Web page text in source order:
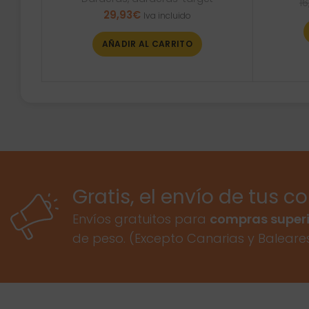
29,93€ Iva incluido
AÑADIR AL CARRITO
Gratis, el envío de tus
Envíos gratuitos para compras
de peso. (Excepto Canarias y